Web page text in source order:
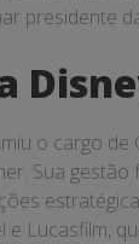
presidente
o cargo de
Sua gestão
e Lucasfilm,